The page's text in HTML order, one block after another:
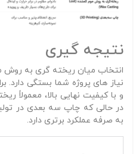
نتیجه‌ گیری
انتخاب میان ریخته‌ گری به
نیاز های پروژه شما بستگی دارد.
و با کیفیت نهایی بالا، معمولاً
در حالی‌ که چاپ سه‌ بعدی در
به‌ صرفه عملکرد برتری دارد.